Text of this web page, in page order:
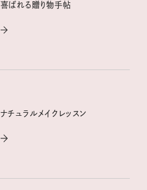
喜ばれる贈り物手帖
ナチュラルメイクレッスン